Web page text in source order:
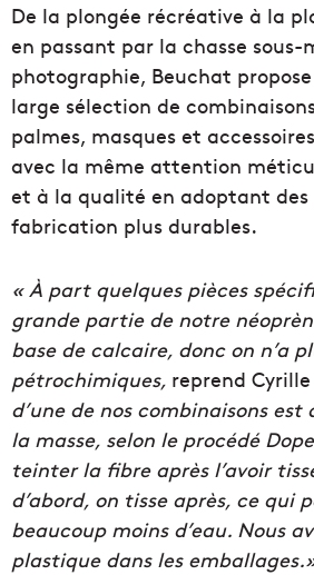
De la plongée récréative à la
en passant par la chasse
photographie, Beuchat
large sélection de
palmes, masques et
avec la même attention
et à la qualité en adoptant des
fabrication plus durables.
« À part quelques pièces
grande partie de notre
base de calcaire, donc on n’a
pétrochimiques, reprend Cyrille
d’une de nos combinaisons
la masse, selon le procédé
teinter la fibre après l’avoir
d’abord, on tisse après, ce qui
beaucoup moins d’eau. Nous
plastique dans les